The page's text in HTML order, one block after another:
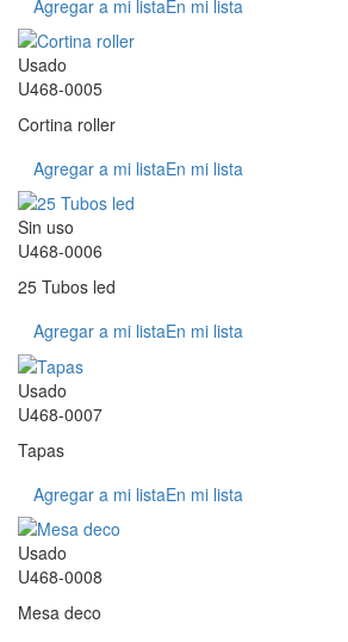
Agregar a mi listaEn mi lista
Usado
U468-0005
Cortina roller
Agregar a mi listaEn mi lista
Sin uso
U468-0006
25 Tubos led
Agregar a mi listaEn mi lista
Usado
U468-0007
Tapas
Agregar a mi listaEn mi lista
Usado
U468-0008
Mesa deco